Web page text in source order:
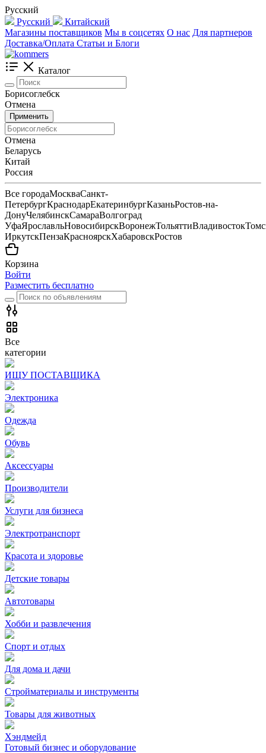
Русский
Русский
Китайский
Магазины поставщиков Мы в соцсетях О нас Для партнеров
Доставка/Оплата Статьи и Блоги
Каталог
Борисоглебск
Отмена
Применить
Отмена
Беларусь
Китай
Россия
Все городаМоскваСанкт-
ПетербургКраснодарЕкатеринбургКазаньРостов-на-
ДонуЧелябинскСамараВолгоград
УфаЯрославльНовосибирскВоронежТольяттиВладивосток
ИркутскПензаКрасноярскХабаровскРостов
Корзина
Войти
Разместить бесплатно
Все
категории
ИЩУ ПОСТАВЩИКА
Электроника
Одежда
Обувь
Аксессуары
Производители
Услуги для бизнеса
Электротранспорт
Красота и здоровье
Детские товары
Автотовары
Хобби и развлечения
Спорт и отдых
Для дома и дачи
Стройматериалы и инструменты
Товары для животных
Хэндмейд
Готовый бизнес и оборудование